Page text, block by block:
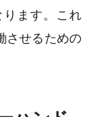
ます。これ
させるための